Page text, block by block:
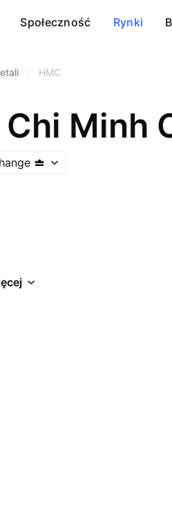
Społeczność Rynki
HMC
Minh